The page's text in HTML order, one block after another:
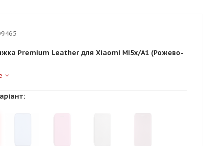
Premium Leather для Xiaomi Mi5x/A1 (Рожево-